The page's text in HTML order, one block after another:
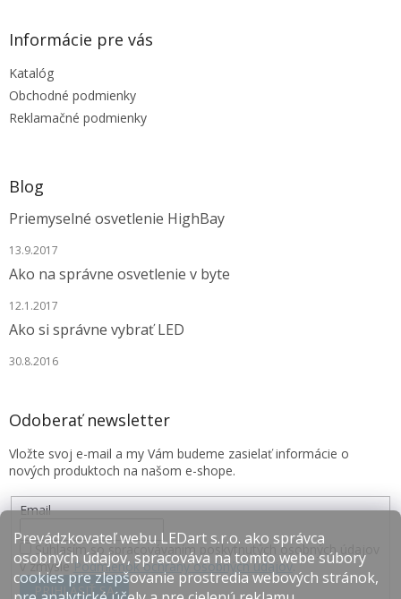
Prevádzkovateľ webu LEDart s.r.o. ako správca
osobných údajov, spracováva na tomto webe súbory
cookies pre zlepšovanie prostredia webových stránok,
Informácie pre vás
Katalóg
Obchodné podmienky
Reklamačné podmienky
Blog
Priemyselné osvetlenie HighBay
13.9.2017
Ako na správne osvetlenie v byte
12.1.2017
Ako si správne vybrať LED
30.8.2016
Odoberať newsletter
Vložte svoj e-mail a my Vám budeme zasielať informácie o
nových produktoch na našom e-shope.
Email
Súhlasím so spracovávaním poskytnutých osobných údajov
v zmysle Podmienok ochrany osobných údajov.
PRIHLÁSIŤ SA